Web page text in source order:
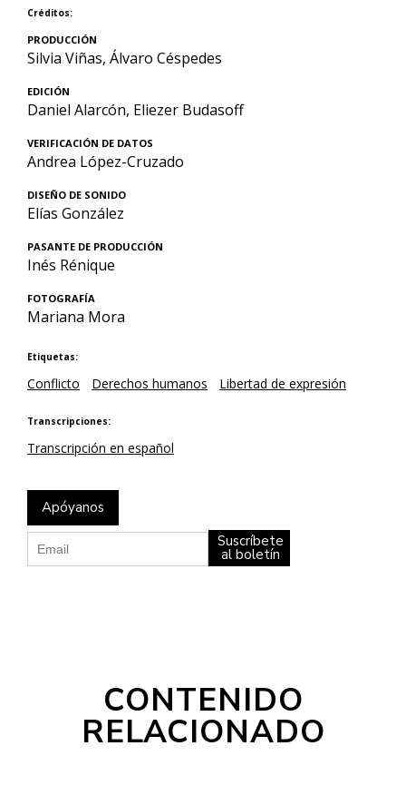
Créditos:
PRODUCCIÓN
Silvia Viñas, Álvaro Céspedes
EDICIÓN
Daniel Alarcón, Eliezer Budasoff
VERIFICACIÓN DE DATOS
Andrea López-Cruzado
DISEÑO DE SONIDO
Elías González
PASANTE DE PRODUCCIÓN
Inés Rénique
FOTOGRAFÍA
Mariana Mora
Etiquetas:
Conflicto Derechos humanos Libertad de expresión
Transcripciones:
Transcripción en español
Apóyanos
Suscríbete
al boletín
CONTENIDO
RELACIONADO